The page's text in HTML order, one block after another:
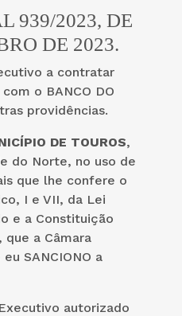
939/2023, DE
DE 2023.
a contratar
o BANCO DO
providências.
DE TOUROS,
do Norte, no uso de
que lhe confere o
I e VII, da Lei
e a Constituição
que a Câmara
SANCIONO a
autorizado